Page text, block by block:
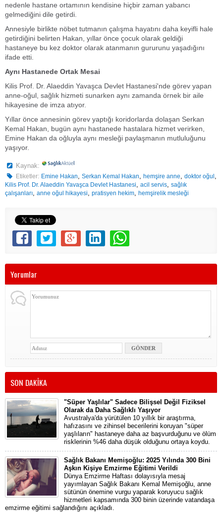
nedenle hastane ortamının kendisine hiçbir zaman yabancı
gelmediğini dile getirdi.
Annesiyle birlikte nöbet tutmanın çalışma hayatını daha keyifli hale
getirdiğini belirten Hakan, yıllar önce çocuk olarak geldiği
hastaneye bu kez doktor olarak atanmanın gururunu yaşadığını
ifade etti.
Aynı Hastanede Ortak Mesai
Kilis Prof. Dr. Alaeddin Yavaşca Devlet Hastanesi'nde görev yapan
anne-oğul, sağlık hizmeti sunarken aynı zamanda örnek bir aile
hikayesine de imza atıyor.
Yıllar önce annesinin görev yaptığı koridorlarda dolaşan Serkan
Kemal Hakan, bugün aynı hastanede hastalara hizmet verirken,
Emine Hakan da oğluyla aynı mesleği paylaşmanın mutluluğunu
yaşıyor.
Kaynak:
Etiketler: Emine Hakan,Serkan Kemal Hakan,hemşire anne,doktor oğul ,
Kilis Prof. Dr. Alaeddin Yavaşca Devlet Hastanesi, acil servis, sağlık
çalışanları, anne oğul hikayesi, pratisyen hekim, hemşirelik mesleği
Yorumlar
SON DAKİKA
"Süper Yaşlılar" Sadece Bilişsel Değil Fiziksel
Olarak da Daha Sağlıklı Yaşıyor
Avustralya'da yürütülen 10 yıllık bir araştırma,
hafızasını ve zihinsel becerilerini koruyan "süper
yaşlıların" hastaneye daha az başvurduğunu ve ölüm
risklerinin %46 daha düşük olduğunu ortaya koydu.
Sağlık Bakanı Memişoğlu: 2025 Yılında 300 Bini
Aşkın Kişiye Emzirme Eğitimi Verildi
Dünya Emzirme Haftası dolayısıyla mesaj
yayımlayan Sağlık Bakanı Kemal Memişoğlu, anne
sütünün önemine vurgu yaparak koruyucu sağlık
hizmetleri kapsamında 300 binin üzerinde vatandaşa
emzirme eğitimi sağlandığını açıkladı.